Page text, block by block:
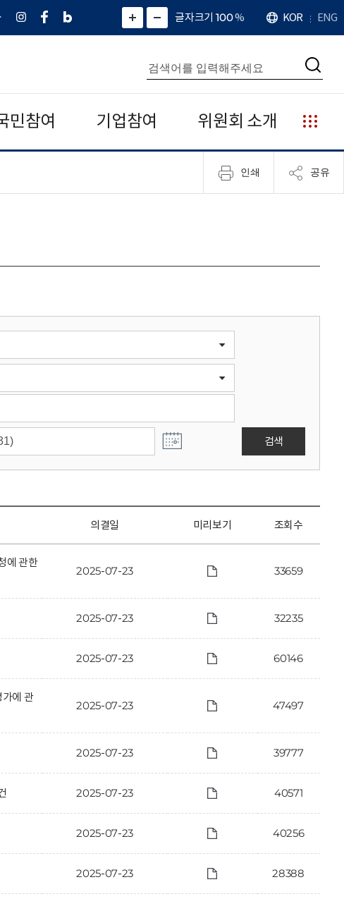
인
페
네
그
)
화
면
면
소
확
대
치
글자크기 100%
언
어
KOR ENG
통
합
검
색
검
민참여 기업참여 위원회 소개
누
리
집
안
인쇄 공유
검색
의결일 미리보기 조회수
에 관한
2025-07-23 33659
2025-07-23 32235
2025-07-23 60146
에 관
2025-07-23 47497
2025-07-23 39777
2025-07-23 40571
2025-07-23 40256
2025-07-23 28388